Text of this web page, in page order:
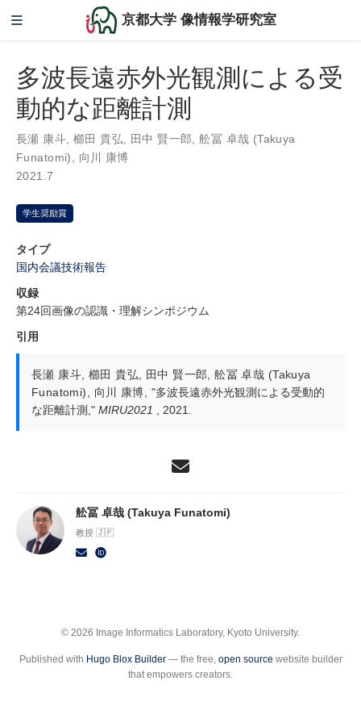
京都大学 像情報学研究室
多波長遠赤外光観測による受
動的な距離計測
長瀬 康斗 櫛田 貴弘 田中 賢一郎 ,舩冨 卓哉 (Takuya
Funatomi)
向川 康博
2021.7
学生奨励賞
タイプ
国内会議技術報告
収録
第24回画像の認識・理解シンポジウム
引用
長瀬 康斗 櫛田 貴弘 田中 賢一郎 ,舩冨 卓哉 (Takuya
Funatomi)
向川 康博
"多波長遠赤外光観測による受動的
な距離計測," MIRU2021 , 2021.
舩冨 卓哉 (Takuya Funatomi)
教授 🇯🇵
© 2026 Image Informatics Laboratory, Kyoto University.
Published with Hugo Blox Builder— the free, open source website builder
that empowers creators.